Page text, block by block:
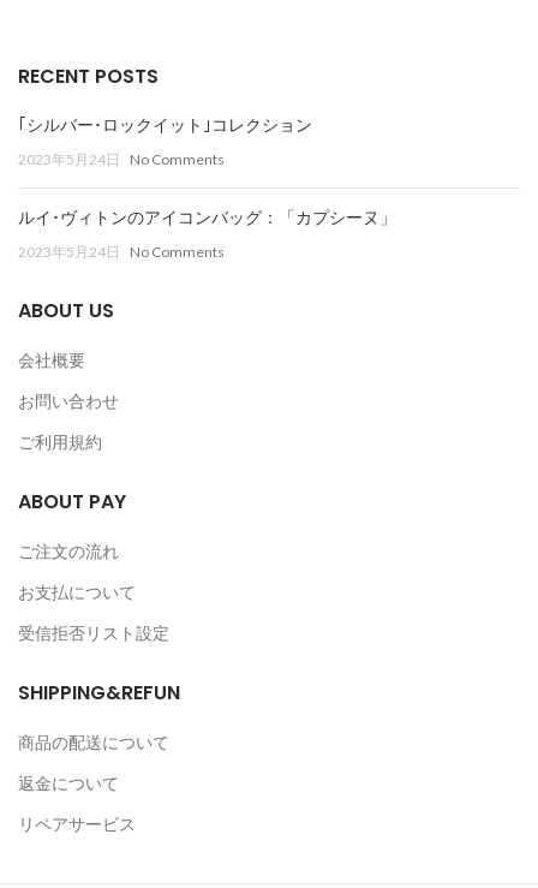
RECENT POSTS
｢シルバー･ロックイット｣コレクション
2023年5月24日 No Comments
ルイ･ヴィトンのアイコンバッグ：「カプシーヌ」
2023年5月24日 No Comments
ABOUT US
会社概要
お問い合わせ
ご利用規約
ABOUT PAY
ご注文の流れ
お支払について
受信拒否リスト設定
SHIPPING&REFUN
商品の配送について
返金について
リペアサービス